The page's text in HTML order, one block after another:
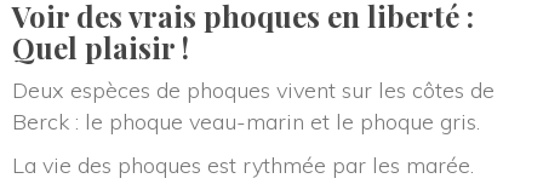
Voir des vrais phoques en liberté :
Quel plaisir !
Deux espèces de phoques vivent sur les côtes de
Berck : le phoque veau-marin et le phoque gris.
La vie des phoques est rythmée par les marée.